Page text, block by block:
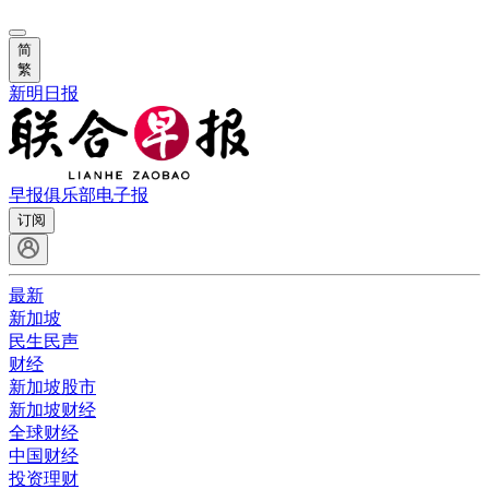
简
繁
新明日报
早报俱乐部电子报
订阅
最新
新加坡
民生民声
财经
新加坡股市
新加坡财经
全球财经
中国财经
投资理财